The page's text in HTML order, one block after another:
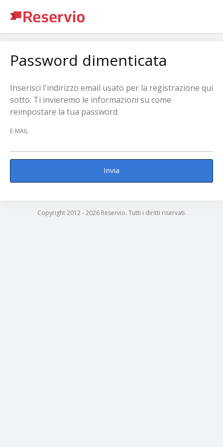
Password dimenticata
Inserisci l'indirizzo email usato per la registrazione qui
sotto. Ti invieremo le informazioni su come
reimpostare la tua password.
E-MAIL
Invia
Copyright 2012 - 2026 Reservio. Tutti i diritti riservati.